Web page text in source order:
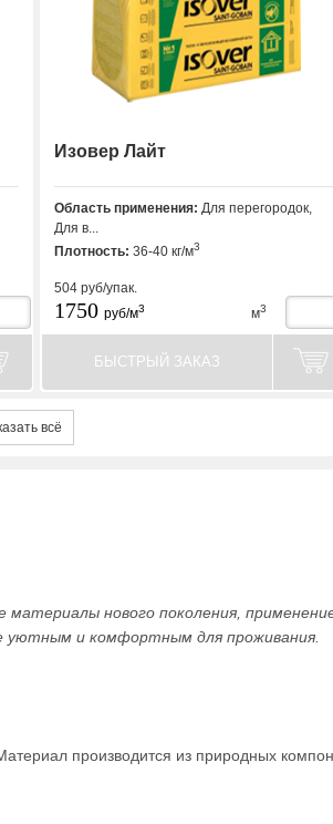
Изовер Лайт
Область применения: Для перегородок,
Для в...
Плотность: 36-40 кг/м3
504 руб/упак.
1750 руб/м3 м3
БЫСТРЫЙ ЗАКАЗ
всё
нового поколения,
уютным и комфортным для проживания.
производится из природных